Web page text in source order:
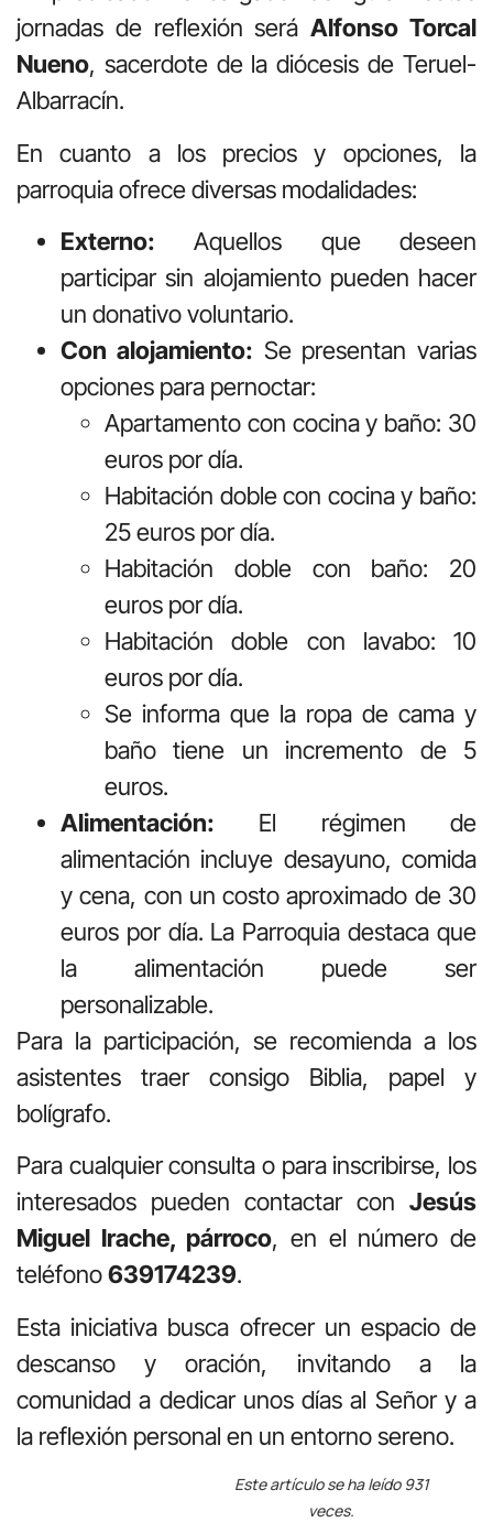
jornadas de reflexión seráAlfonso Torcal
Nueno, sacerdote de la diócesis de Teruel-
Albarracín.
En cuanto a los precios y opciones, la
parroquia ofrece diversas modalidades:
Externo: Aquellos que deseen
participar sin alojamiento pueden hacer
un donativo voluntario.
Con alojamiento: Se presentan varias
opciones para pernoctar:
Apartamento con cocina y baño: 30
euros por día.
Habitación doble con cocina y baño:
25 euros por día.
Habitación doble con baño: 20
euros por día.
Habitación doble con lavabo: 10
euros por día.
Se informa que la ropa de cama y
baño tiene un incremento de 5
euros.
Alimentación: El régimen de
alimentación incluye desayuno, comida
y cena, con un costo aproximado de 30
euros por día. La Parroquia destaca que
la alimentación puede ser
personalizable.
Para la participación, se recomienda a los
asistentes traer consigo Biblia, papel y
bolígrafo.
Para cualquier consulta o para inscribirse, los
interesados pueden contactar con Jesús
Miguel Irache, párroco, en el número de
teléfono639174239.
Esta iniciativa busca ofrecer un espacio de
descanso y oración, invitando a la
comunidad a dedicar unos días al Señor y a
la reflexión personal en un entorno sereno.
Este artículo se ha leído 931
veces.